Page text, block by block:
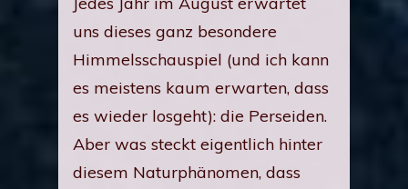
uns dieses ganz besondere
Himmelsschauspiel (und ich kann
es meistens kaum erwarten, dass
es wieder losgeht): die Perseiden.
Aber was steckt eigentlich hinter
diesem Naturphänomen, dass